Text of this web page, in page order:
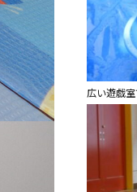
広い遊戯室